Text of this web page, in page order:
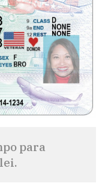
para